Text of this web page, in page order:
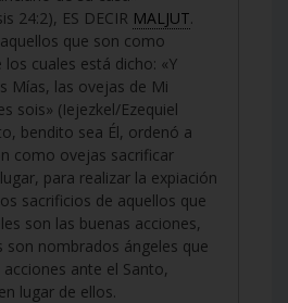
24:2), ES DECIR MALJUT.
que son como
cuales está dicho: «Y
Mías, las ovejas de Mi
sois» (Iejezkel/Ezequiel
bendito sea Él, ordenó a
como ovejas sacrificar
para realizar la expiación
sacrificios de aquellos que
son las buenas acciones,
son nombrados ángeles que
ante el Santo,
lugar de ellos.